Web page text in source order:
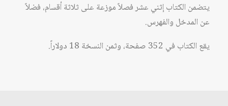
يتضمن الكتاب إثني عشر فصلاً موزعة على ثلاثة أقسام، فضلاً
عن المدخل والفهرس.
يقع الكتاب في 352 صفحة، وثمن النسخة 18 دولاراً.